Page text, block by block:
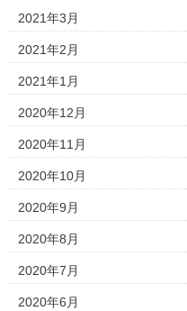
2021年3月
2021年2月
2021年1月
2020年12月
2020年11月
2020年10月
2020年9月
2020年8月
2020年7月
2020年6月